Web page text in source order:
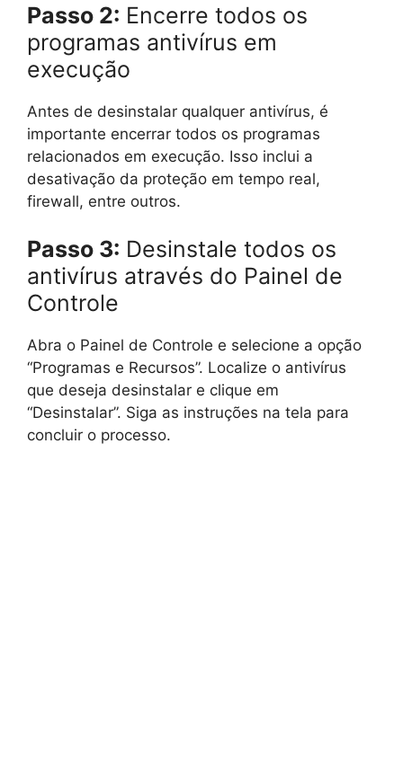
Passo 2: Encerre todos os
programas antivírus em
execução
Antes de desinstalar qualquer antivírus, é
importante encerrar todos os programas
relacionados em execução. Isso inclui a
desativação da proteção em tempo real,
firewall, entre outros.
Passo 3: Desinstale todos os
antivírus através do Painel de
Controle
Abra o Painel de Controle e selecione a opção
“Programas e Recursos”. Localize o antivírus
que deseja desinstalar e clique em
“Desinstalar”. Siga as instruções na tela para
concluir o processo.